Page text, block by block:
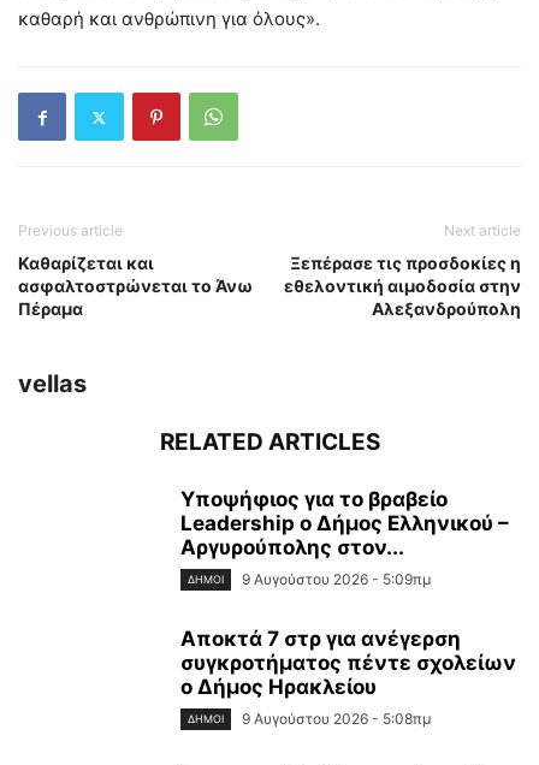
καθαρή και ανθρώπινη για όλους».
Previous article
Καθαρίζεται και
ασφαλτοστρώνεται το Άνω
Πέραμα
Next article
Ξεπέρασε τις προσδοκίες η
εθελοντική αιμοδοσία στην
Αλεξανδρούπολη
vellas
RELATED ARTICLES
Υποψήφιος για το βραβείο
Leadership ο Δήμος Ελληνικού –
Αργυρούπολης στον...
ΔΉΜΟΙ 9 Αυγούστου 2026 - 5:09πμ
Αποκτά 7 στρ για ανέγερση
συγκροτήματος πέντε σχολείων
ο Δήμος Ηρακλείου
ΔΉΜΟΙ 9 Αυγούστου 2026 - 5:08πμ